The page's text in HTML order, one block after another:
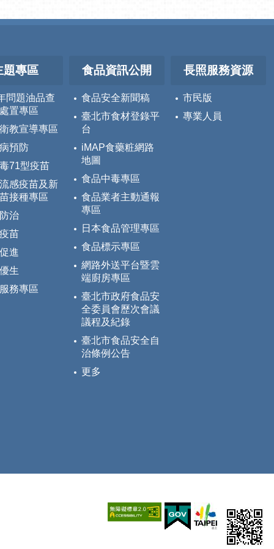
題專區
問題油品查
置專區
教宣導專區
預防
71型疫苗
感疫苗及新
接種專區
治
苗
進
生
務專區
食品資訊公開
食品安全新聞稿
臺北市食材登錄平
台
iMAP食藥粧網路
地圖
食品中毒專區
食品業者主動通報
專區
日本食品管理專區
食品標示專區
網路外送平台暨雲
端廚房專區
臺北市政府食品安
全委員會歷次會議
議程及紀錄
臺北市食品安全自
治條例公告
更多
長照服務資源
市民版
專業人員